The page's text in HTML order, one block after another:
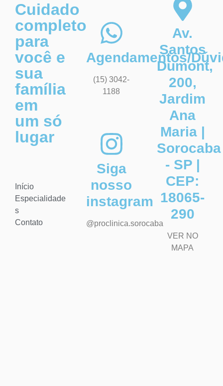
Cuidado
completo
para
você e
sua
família
em
um só
lugar
Início
Especialidade
s
Contato
Agendamentos/
(15) 3042-
1188
Siga
nosso
instagram
@proclinica.sorocaba
Av.
Santos
Dumont,
200,
Jardim
Ana
Maria |
Sorocaba
- SP |
CEP:
18065-
290
VER NO
MAPA